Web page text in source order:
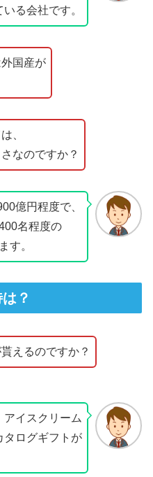
る会社です。
国産が
、
なのですか？
億円程度で、
名程度の
す。
？
えるのですか？
イスクリーム
タログギフトが